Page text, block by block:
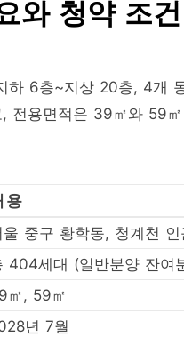
와 청약 조건
하 6층~지상 20층, 4개
전용면적은 39㎡와 59
용
울 중구 황학동, 청계천 인
404세대 (일반분양 잔여
㎡, 59㎡
년 7월